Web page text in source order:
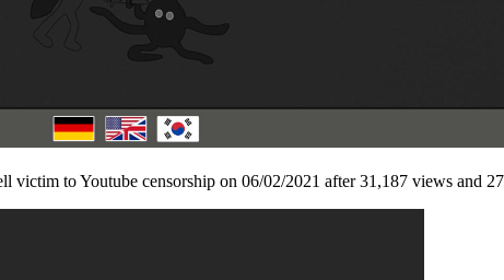
to Youtube censorship on 06/02/2021 after 31,187 views and